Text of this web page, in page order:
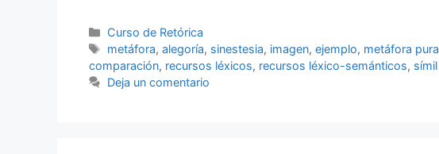
Categorías
Curso de Retórica
Etiquetas
metáfora,alegoría, sinestesia, imagen,ejemplo, metáfora pura
comparación, recursos léxicos, recursos léxico-semánticos, símil
Deja un comentario